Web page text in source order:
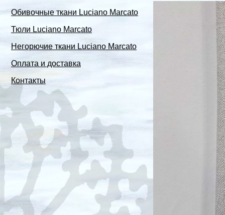
Обивочные ткани Luciano Marcato
Тюли Luciano Marcato
Негорючие ткани Luciano Marcato
Оплата и доставка
Контакты